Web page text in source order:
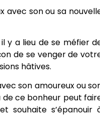
avec son ou sa
y a lieu de se méfier
de se venger de
hâtives.
son amoureux ou
ce bonheur peut
et souhaite s’épanouir